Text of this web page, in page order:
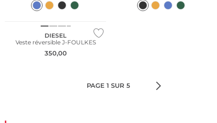
NOUVEAU
DIESEL
Veste réversible J-FOULKES
350,00
PAGE 1 SUR 5